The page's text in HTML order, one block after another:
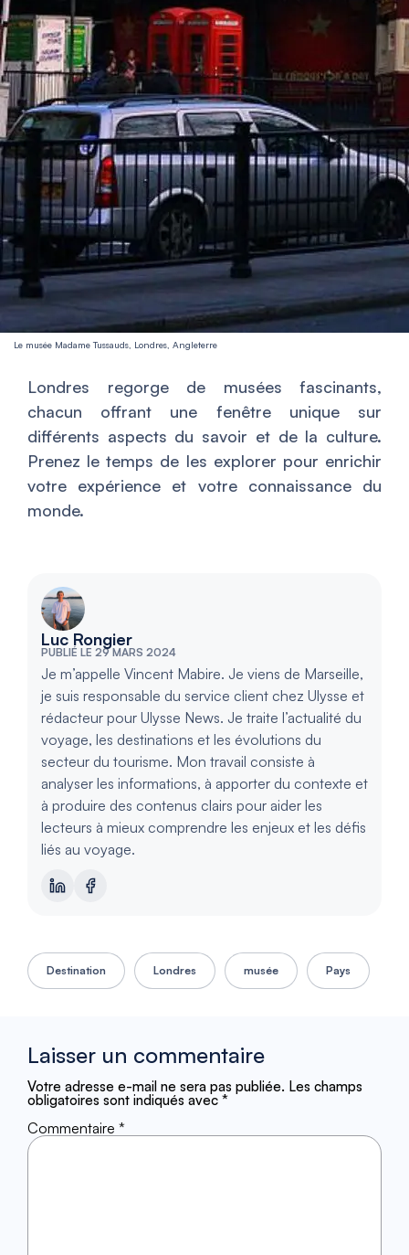
Le musée Madame Tussauds, Londres, Angleterre
Londres regorge de musées fascinants,
chacun offrant une fenêtre unique sur
différents aspects du savoir et de la culture.
Prenez le temps de les explorer pour enrichir
votre expérience et votre connaissance du
monde.
Luc Rongier
PUBLIÉ LE 29 MARS 2024
Je m’appelle Vincent Mabire. Je viens de Marseille,
je suis responsable du service client chez Ulysse et
rédacteur pour Ulysse News. Je traite l’actualité du
voyage, les destinations et les évolutions du
secteur du tourisme. Mon travail consiste à
analyser les informations, à apporter du contexte et
à produire des contenus clairs pour aider les
lecteurs à mieux comprendre les enjeux et les défis
liés au voyage.
Destination Londres musée Pays
Laisser un commentaire
Votre adresse e-mail ne sera pas publiée. Les champs
obligatoires sont indiqués avec *
Commentaire *